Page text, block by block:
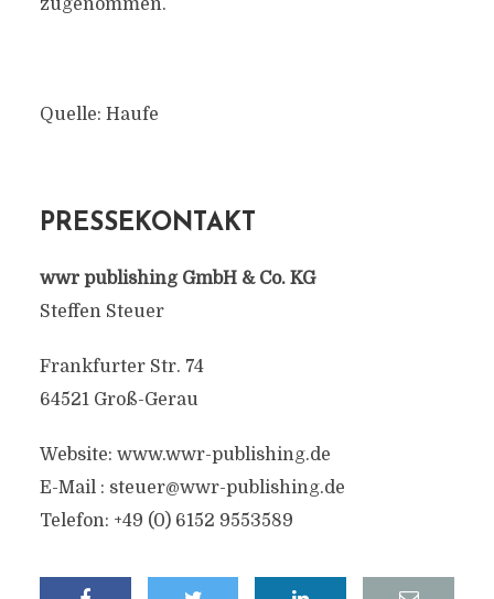
zugenommen.
Quelle: Haufe
PRESSEKONTAKT
wwr publishing GmbH & Co. KG
Steffen Steuer
Frankfurter Str. 74
64521 Groß-Gerau
Website: www.wwr-publishing.de
E-Mail : steuer@wwr-publishing.de
Telefon: +49 (0) 6152 9553589